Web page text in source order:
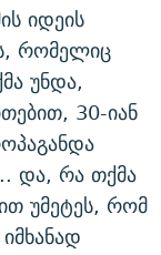
იდეის
რომელიც
უნდა,
30-იან
და, რა თქმა
უმეტეს, რომ